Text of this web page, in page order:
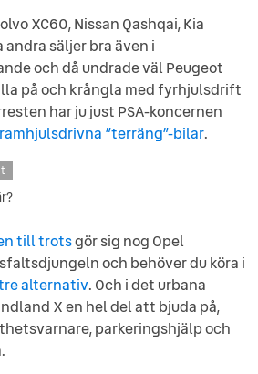
XC60, Nissan Qashqai, Kia
säljer bra även i
och då undrade väl Peugeot
på och krångla med fyrhjulsdrift
har ju just PSA-koncernen
”terräng”-bilar.
till trotsgör sig nog Opel
och behöver du köra i
alternativ. Och i det urbana
X en hel del att bjuda på,
parkeringshjälp och